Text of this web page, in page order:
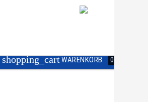
shopping_cartWARENKORB 0